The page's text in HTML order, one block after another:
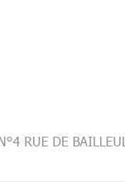
RUE DE BAILLEUL